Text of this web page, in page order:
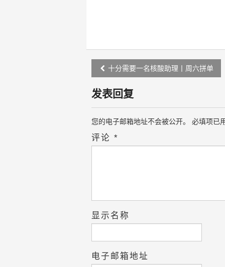
Post
navigation
十分需要一名核酸助理丨周六拼单
发表回复
您的电子邮箱地址不会被公开。 必填项已
评论 *
显示名称
电子邮箱地址